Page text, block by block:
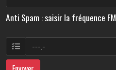
Anti Spam : saisir la fréquence